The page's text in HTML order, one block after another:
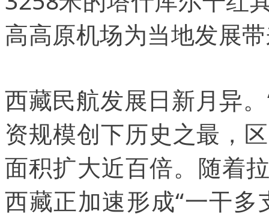
高高原机场为当地发展
西藏民航发展日新月异
资规模创下历史之最，
面积扩大近百倍。随着
西藏正加速形成“一干